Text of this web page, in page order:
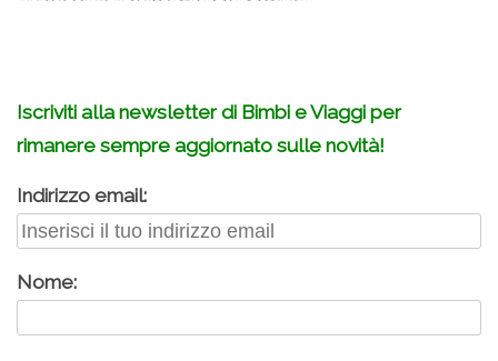
Iscriviti alla newsletter di Bimbi e Viaggi per
rimanere sempre aggiornato sulle novità!
Indirizzo email:
Nome: